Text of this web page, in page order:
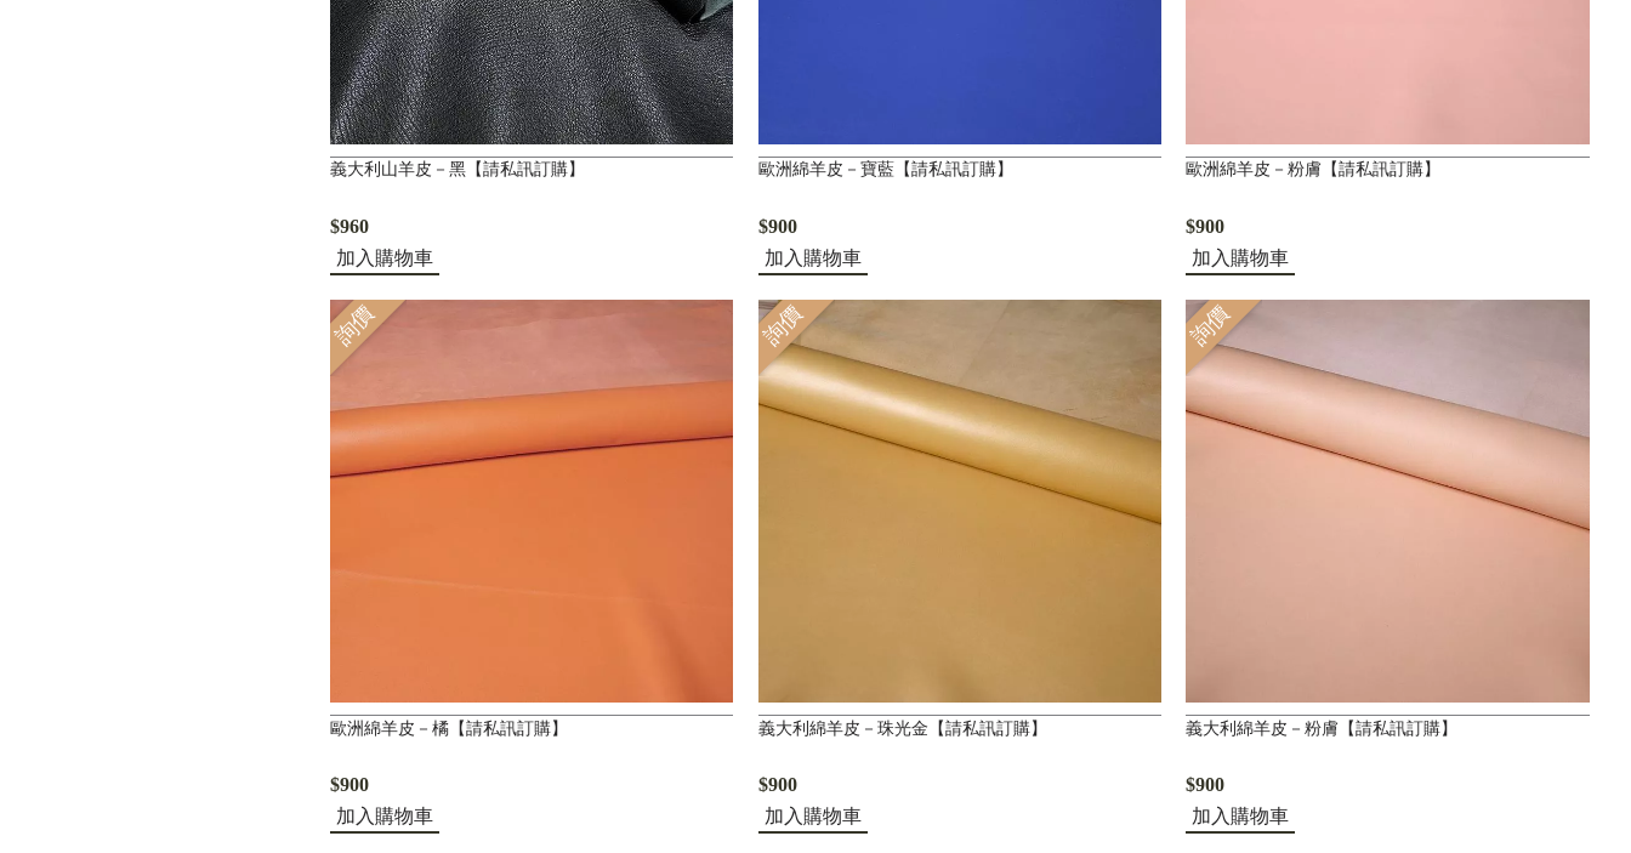
義大利山羊皮－黑【請私訊訂購】
$960
加入購物車
歐洲綿羊皮－寶藍【請私訊訂購】
$900
加入購物車
歐洲綿羊皮－粉膚【請私訊訂購】
$900
加入購物車
詢價
歐洲綿羊皮－橘【請私訊訂購】
$900
加入購物車
詢價
義大利綿羊皮－珠光金【請私訊訂購】
$900
加入購物車
詢價
義大利綿羊皮－粉膚【請私訊訂購】
$900
加入購物車